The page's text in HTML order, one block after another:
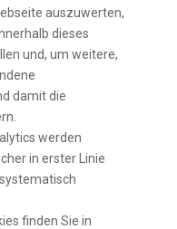
auszuwerten,
dieses
und, um weitere,
damit die
werden
in erster Linie
finden Sie in